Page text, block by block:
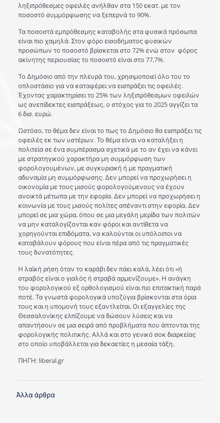
ληξιπρόθεσμες οφειλές ανήλθαν στα 150 εκατ. με τον
ποσοστό συμμόρφωσης να ξεπερνά το 90%.
Τα ποσοστά εμπρόθεσμης καταβολής στα φυσικά πρόσωπα
είναι πιο χαμηλά. Στον φόρο εισοδήματος φυσικών
προσώπων το ποσοστό βρίσκεται στο 72% ενώ στον φόρος
ακίνητης περιουσίας το ποσοστό είναι στο 77,7%.
Το Δημόσιο από την πλευρά του, χρησιμοποιεί όλο του το
οπλοστάσιο για να καταφέρει να εισπράξει τις οφειλές.
Έχοντας χαρακτηρίσει το 25% των ληξιπρόθεσμων οφειλών
ως ανεπίδεκτες εισπράξεως, ο στόχος για το 2025 αγγίζει τα
6 δισ. ευρώ.
Ωστόσο, το θέμα δεν είναι το πως το Δημόσιο θα εισπράξει τις
οφειλές εκ των υστέρων. Το θέμα είναι να καταλήξει η
πολιτεία σε ένα συμπέρασμα σχετικά με το αν έχει να κάνει
με στρατηγικού χαρακτήρα μη συμμόρφωση των
φορολογουμένων, με συγκυριακή ή με πραγματική
αδυναμία μη συμμόρφωσης. Δεν μπορεί να προχωρήσει η
οικονομία με τους μισούς φορολογούμενους να έχουν
ανοικτά μέτωπα με την εφορία. Δεν μπορεί να προχωρήσει η
κοινωνία με τους μισούς πολίτες απέναντι στην εφορία. Δεν
μπορεί σε μια χώρα, όπου σε μια μεγάλη μερίδα των πολιτών
να μην καταλογίζονται καν φόροι και αντίθετα να
χορηγούνται επιδόματα, να καλούνται οι υπόλοιποι να
καταβάλουν φόρους που είναι πέρα από τις πραγματικές
τους δυνατότητες.
Η λαϊκή ρήση όταν το καράβι δεν πάει καλά, λέει ότι «ή
στραβός είναι ο γιαλός ή στραβά αρμενίζουμε». Η ανάγκη
του φορολογικού εξ ορθολογισμού είναι πιο επιτακτική παρά
ποτέ. Τα γνωστά φορολογικά υποζύγια βρίσκονται στα όρια
τους και η υπομονή τους εξαντλείται. Οι εξαγγελίες της
Θεσσαλονίκης ελπίζουμε να δώσουν λύσεις και να
απαντήσουν σε μια σειρά από προβλήματα που άπτονται της
φορολογικής πολιτικής. Αλλά και στο γενικό σοκ διαρκείας
στο οποίο υποβάλλεται για δεκαετίες η μεσαία τάξη.
ΠΗΓΗ: liberal.gr
Άλλα άρθρα